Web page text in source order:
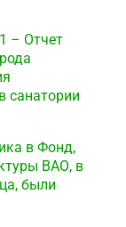
– Отчет
санатории
в Фонд,
ВАО, в
были